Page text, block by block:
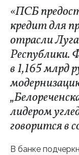
«ПСБ
кредит для
отрасли
Республики.
в 1,165 млрд
лидером
говорится в
В банке